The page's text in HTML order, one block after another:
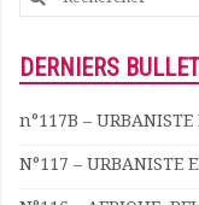
Kiosk
Nos actions
Dîners débats
Journées d’études
for:
DERNIERS
n°117B – URBANISTE
N°117 – URBANISTE